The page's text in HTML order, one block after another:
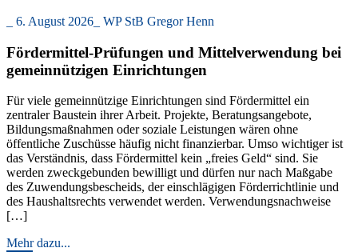
6. August 2026 WP StB Gregor Henn
Fördermittel-Prüfungen und Mittelverwendung bei
gemeinnützigen Einrichtungen
Für viele gemeinnützige Einrichtungen sind Fördermittel ein
zentraler Baustein ihrer Arbeit. Projekte, Beratungsangebote,
Bildungsmaßnahmen oder soziale Leistungen wären ohne
öffentliche Zuschüsse häufig nicht finanzierbar. Umso wichtiger ist
das Verständnis, dass Fördermittel kein „freies Geld“ sind. Sie
werden zweckgebunden bewilligt und dürfen nur nach Maßgabe
des Zuwendungsbescheids, der einschlägigen Förderrichtlinie und
des Haushaltsrechts verwendet werden. Verwendungsnachweise
[…]
Mehr dazu...